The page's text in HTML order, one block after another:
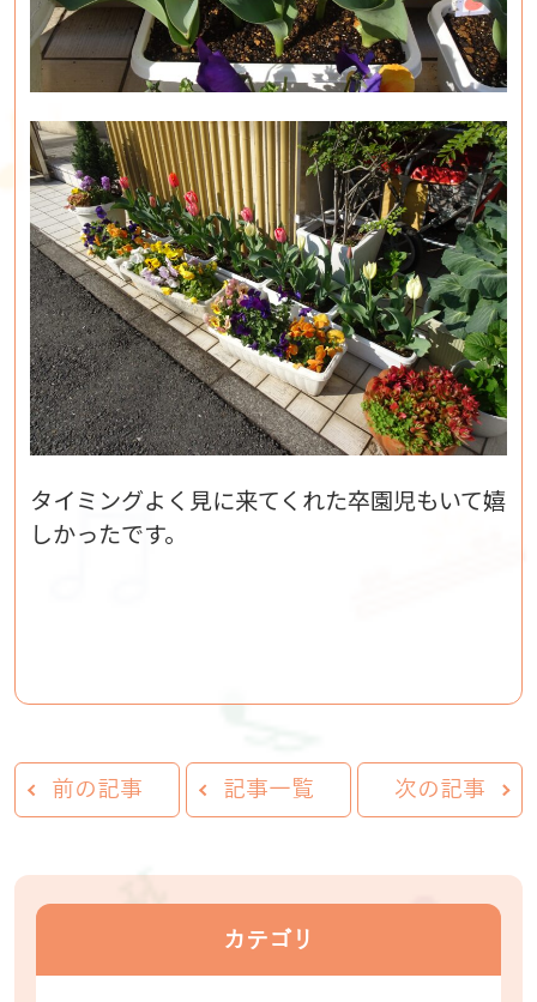
タイミングよく見に来てくれた卒園児もいて嬉
しかったです。
前の記事 記事一覧 次の記事
カテゴリ